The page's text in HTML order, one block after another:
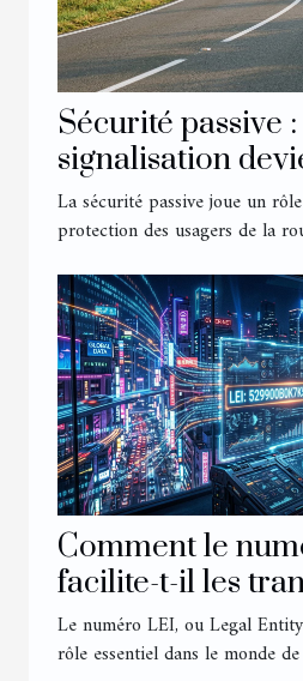
Sécurité passive
signalisation
discret
La sécurité passive joue un
protection des usagers de la
Comment le
facilite-t-il les
financières
Le numéro LEI, ou Legal
rôle essentiel dans le monde